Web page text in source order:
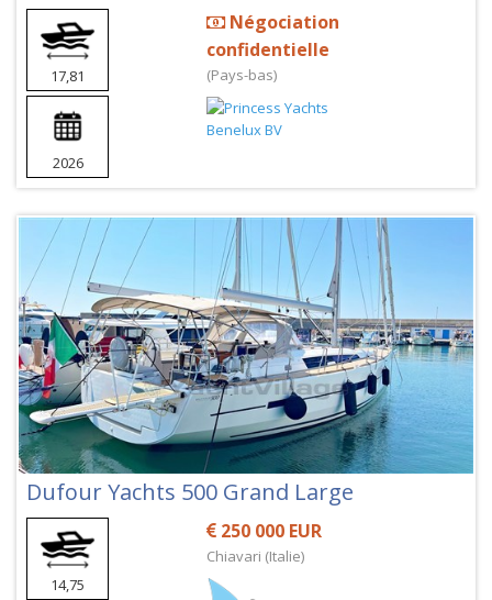
17,81
2026
Négociation
confidentielle
(Pays-bas)
Dufour Yachts 500 Grand Large
14,75
250 000 EUR
Chiavari (Italie)